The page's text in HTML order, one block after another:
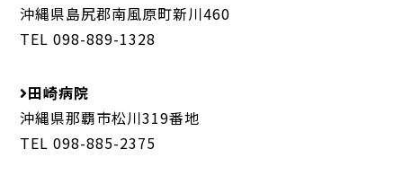
沖縄県島尻郡南風原町新川460
TEL 098-889-1328
田崎病院
沖縄県那覇市松川319番地
TEL 098-885-2375